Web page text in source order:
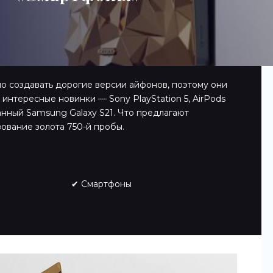
дорогие версии айфонов, поэтому они
новинки — Sony PlayStation 5, AirPods
Samsung Galaxy S21. Что предлагают
золота 750-й пробы.
✔ Смартфоны